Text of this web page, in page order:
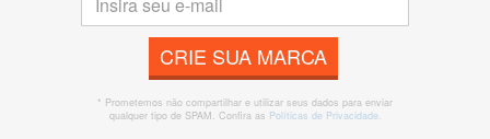
CRIE SUA MARCA
* Prometemos não compartilhar e utilizar seus dados para enviar
qualquer tipo de SPAM. Confira as Políticas de Privacidade.